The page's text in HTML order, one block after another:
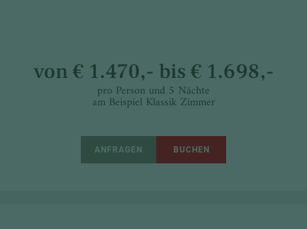
von € 1.470,- bis € 1.698,-
pro Person und 5 Nächte
am Beispiel Klassik Zimmer
ANFRAGEN BUCHEN